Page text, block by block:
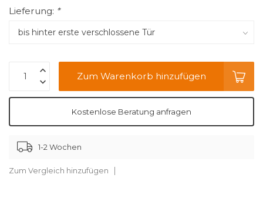
Lieferung: *
Zum Warenkorb hinzufügen
Kostenlose Beratung anfragen
1-2 Wochen
Zum Vergleich hinzufügen